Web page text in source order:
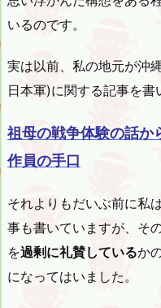
いるのです。
実は以前、私の地元が沖
日本軍)に関する記事を書
祖母の戦争体験の話か
作員の手口
それよりもだいぶ前に私
事も書いていますが、そ
を過剰に礼賛しているか
になってはいました。